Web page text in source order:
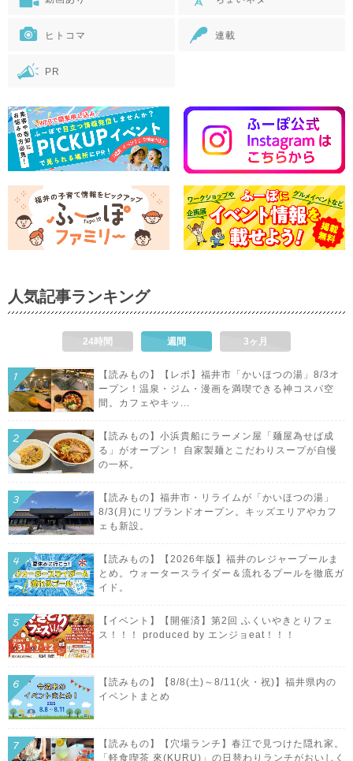
ヒトコマ 連載
PR
人気記事ランキング
24時間 週間 3ヶ月
【読みもの】【レポ】福井市「かいほつの湯」8/3オ
ープン！温泉・ジム・漫画を満喫できる神コスパ空
間。カフェやキッ...
【読みもの】小浜貴船にラーメン屋「麺屋為せば成
る」がオープン！ 自家製麺とこだわりスープが自慢
の一杯。
【読みもの】福井市・リライムが「かいほつの湯」
8/3(月)にリブランドオープン。キッズエリアやカフ
ェも新設。
【読みもの】【2026年版】福井のレジャープールま
とめ。ウォータースライダー＆流れるプールを徹底ガ
イド。
【イベント】【開催済】第2回 ふくいやきとりフェ
ス！！！ produced by エンジョeat！！！
【読みもの】【8/8(土)～8/11(火・祝)】福井県内の
イベントまとめ
【読みもの】【穴場ランチ】春江で見つけた隠れ家。
「軽食喫茶 來(KURU)」の日替わりランチがおいしく